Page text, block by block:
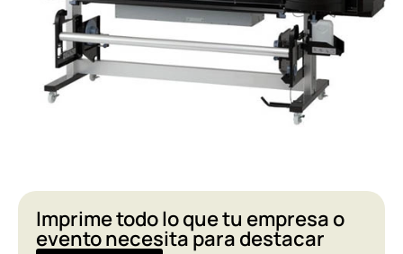
Imprime todo lo que tu empresa o
evento necesita para destacar